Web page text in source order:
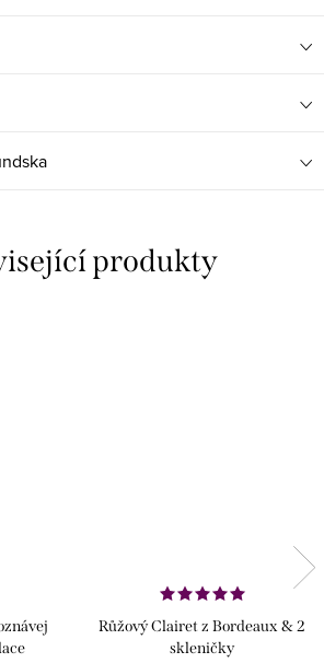
produkty
Růžový Clairet z Bordeaux & 2
skleničky